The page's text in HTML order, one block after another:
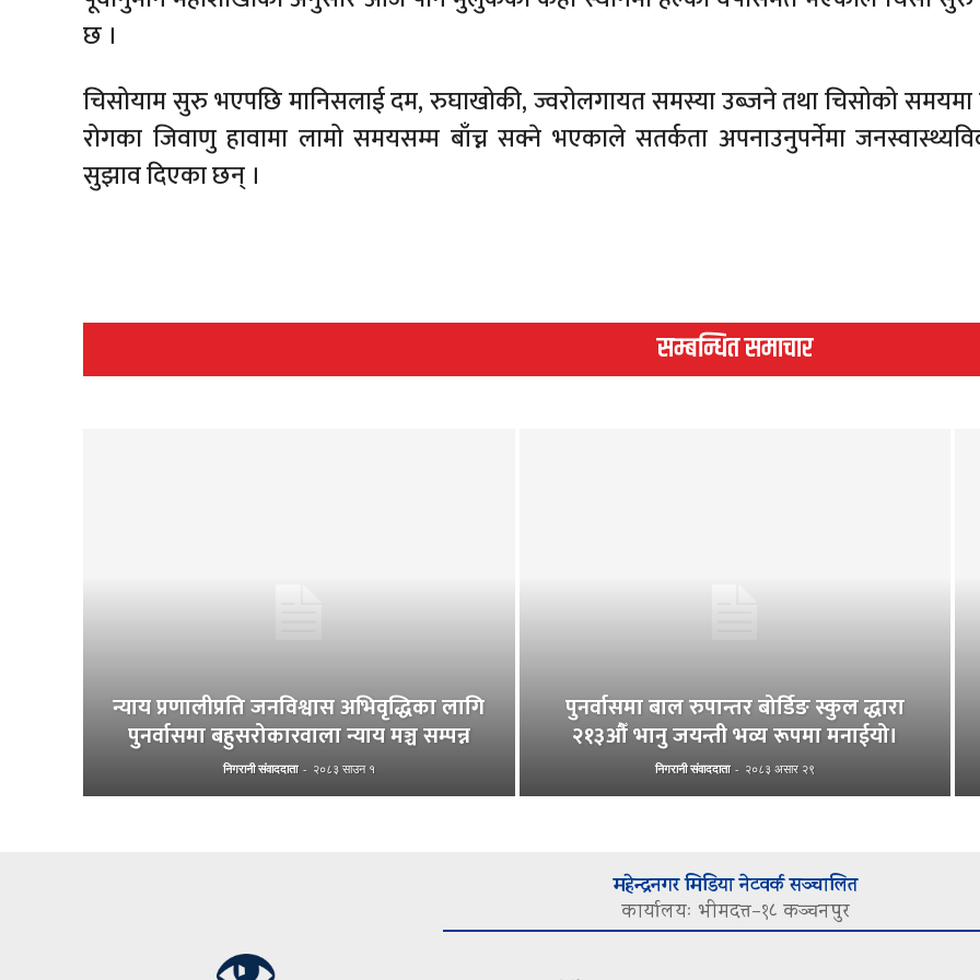
छ ।
चिसोयाम सुरु भएपछि मानिसलाई दम, रुघाखोकी, ज्वरोलगायत समस्या उब्जने तथा चिसोको समयमा
रोगका जिवाणु हावामा लामो समयसम्म बाँच्न सक्ने भएकाले सतर्कता अपनाउनुपर्नेमा
सुझाव दिएका छन् ।
सम्बन्धित समाचार
न्याय प्रणालीप्रति जनविश्वास अभिवृद्धिका लागि
पुनर्वासमा बहुसरोकारवाला न्याय मञ्च सम्पन्न
निगरानी संवाददाता - २०८३ साउन १
पुनर्वासमा बाल रुपान्तर बोर्डिङ स्कुल द्धारा
२१३औँ भानु जयन्ती भव्य रूपमा मनाईयो।
निगरानी संवाददाता - २०८३ असार २९
महेन्द्रनगर मिडिया नेटवर्क सञ्चालित
कार्यालयः भीमदत्त–१८ कञ्चनपुर